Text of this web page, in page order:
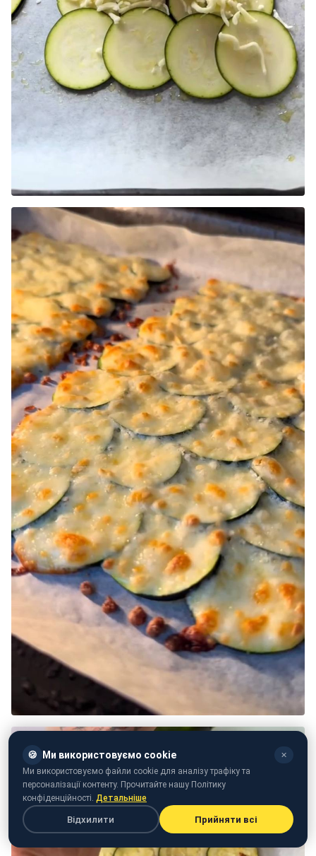
🍪 Ми використовуємо cookie ✕
Ми використовуємо файли cookie для аналізу трафіку та
персоналізації контенту. Прочитайте нашу Політику
конфіденційності. Детальніше
Відхилити Прийняти всі